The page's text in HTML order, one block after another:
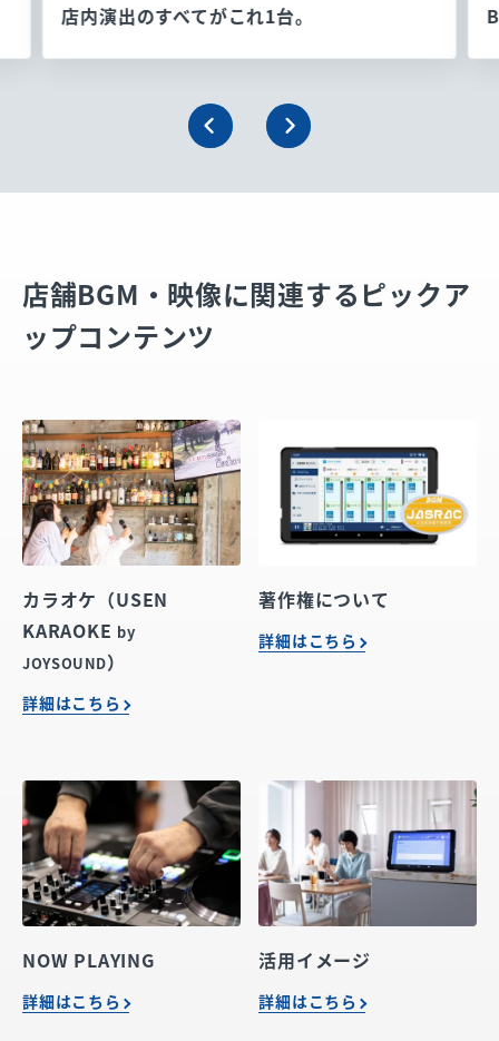
店内演出のすべてがこれ1台。
店舗BGM・映像に関連するピックア
ップコンテンツ
カラオケ（USEN
KARAOKE by
JOYSOUND）
詳細はこちら
著作権について
詳細はこちら
NOW PLAYING
詳細はこちら
活用イメージ
詳細はこちら